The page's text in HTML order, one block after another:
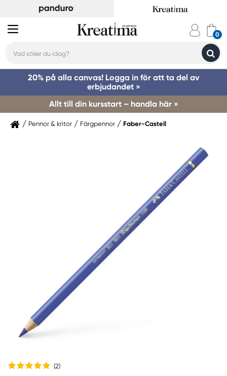
20% på alla canvas! Logga in för att ta del av
erbjudandet »
Allt till din kursstart – handla här »
Pennor & kritor Färgpennor Faber-Castell
(2)